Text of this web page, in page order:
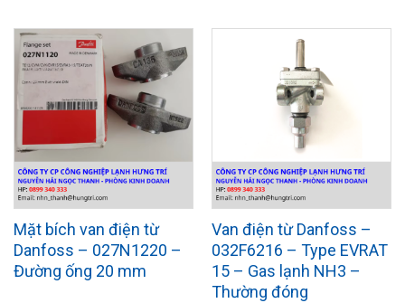
Mặt bích van điện từ
Danfoss – 027N1220 –
Đường ống 20 mm
Van điện từ Danfoss –
032F6216 – Type EVRAT
15 – Gas lạnh NH3 –
Thường đóng